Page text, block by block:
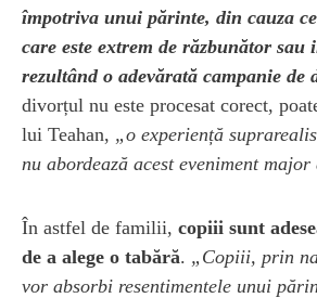
împotriva unui părinte, din cauza
care este extrem de răzbunător sau
rezultând o adevărată campanie de
divorțul nu este procesat corect,
lui Teahan, „o experiență
nu abordează acest eveniment
În astfel de familii, copiii sunt
de a alege o tabără. „Copiii, prin
vor absorbi resentimentele unui